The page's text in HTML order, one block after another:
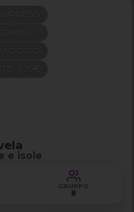
e isole
GRUPPO
8